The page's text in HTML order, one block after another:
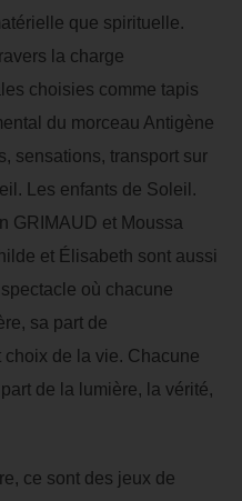
que spirituelle.
la charge
choisies comme tapis
du morceau Antigène
sensations, transport sur
Les enfants de Soleil.
GRIMAUD et Moussa
et Élisabeth sont aussi
où chacune
sa part de
de la vie. Chacune
de la lumière, la vérité,
ce sont des jeux de